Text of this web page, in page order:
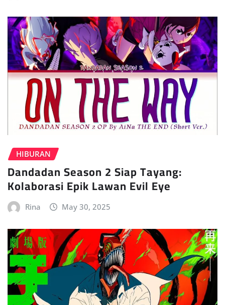
HIBURAN
Dandadan Season 2 Siap Tayang:
Kolaborasi Epik Lawan Evil Eye
Rina May 30, 2025